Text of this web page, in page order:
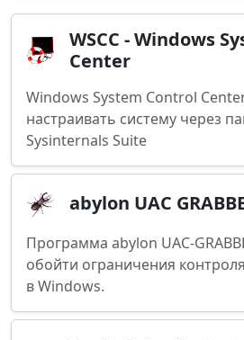
WSCC - Windows
Center
Windows System Control
настраивать систему через
Sysinternals Suite
abylon UAC
Программа abylon UAC-
обойти ограничения
в Windows.